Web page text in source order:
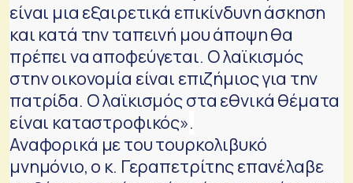
είναι μια εξαιρετικά επικίνδυνη άσκηση
και κατά την ταπεινή μου άποψη θα
πρέπει να αποφεύγεται. Ο λαϊκισμός
στην οικονομία είναι επιζήμιος για την
πατρίδα. Ο λαϊκισμός στα εθνικά θέματα
είναι καταστροφικός».
Αναφορικά με του τουρκολιβυκό
μνημόνιο, ο κ. Γεραπετρίτης επανέλαβε